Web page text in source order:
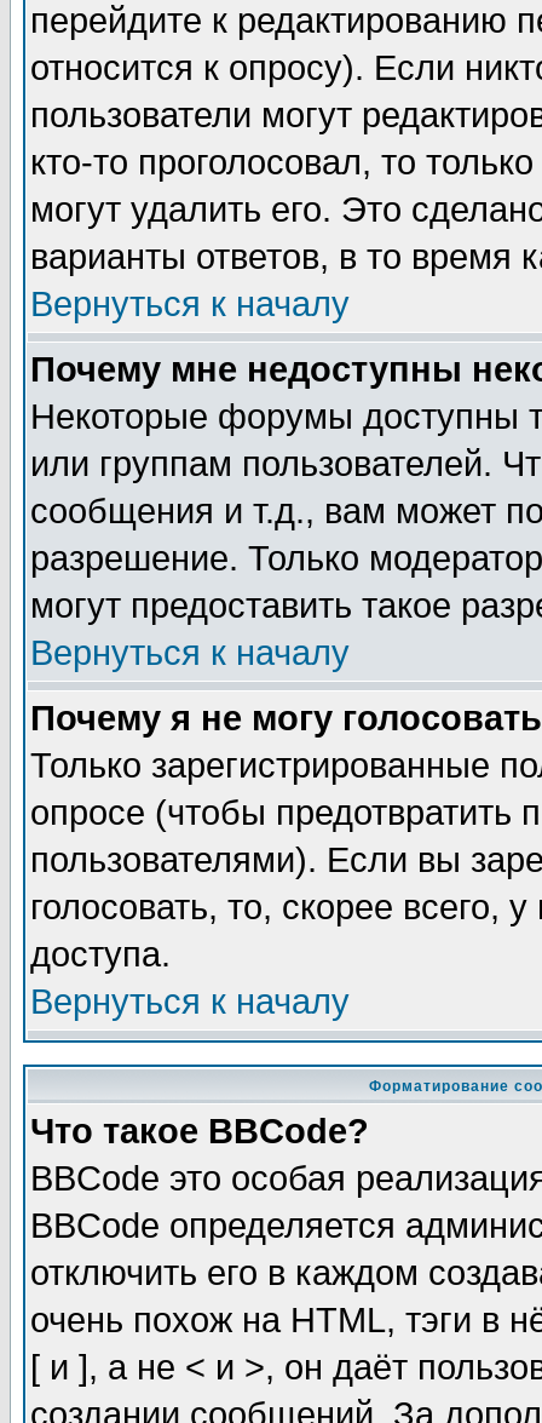
перейдите к редактированию
относится к опросу). Если
пользователи могут
кто-то проголосовал, то
могут удалить его. Это
варианты ответов, в то время
Вернуться к началу
Почему мне недоступны
Некоторые форумы доступны
или группам пользователей.
сообщения и т.д., вам может
разрешение. Только
могут предоставить такое
Вернуться к началу
Почему я не могу
Только зарегистрированные
опросе (чтобы предотвратить
пользователями). Если вы
голосовать, то, скорее всего,
доступа.
Вернуться к началу
Форматирование
Что такое BBCode?
BBCode это особая
BBCode определяется
отключить его в каждом
очень похож на HTML, тэги в
[ и ], а не < и >, он даёт
создании сообщений. За